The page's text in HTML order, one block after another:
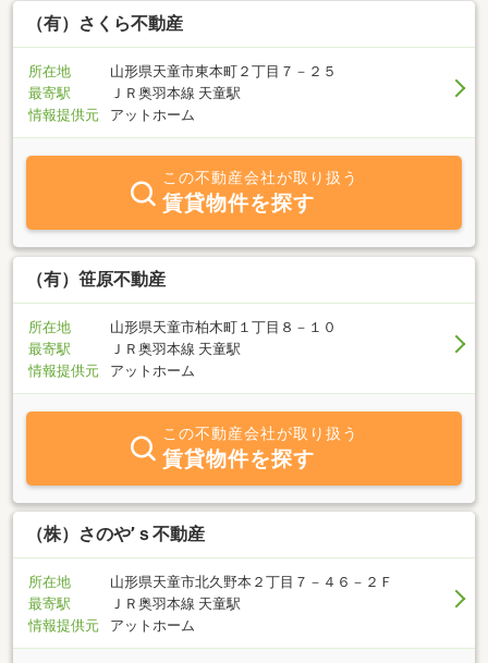
（有）さくら不動産
所在地
山形県天童市東本町２丁目７－２５
最寄駅
ＪＲ奥羽本線 天童駅
情報提供元
アットホーム
この不動産会社が取り扱う
賃貸物件を探す
（有）笹原不動産
所在地
山形県天童市柏木町１丁目８－１０
最寄駅
ＪＲ奥羽本線 天童駅
情報提供元
アットホーム
この不動産会社が取り扱う
賃貸物件を探す
（株）さのや’ｓ不動産
所在地
山形県天童市北久野本２丁目７－４６－２Ｆ
最寄駅
ＪＲ奥羽本線 天童駅
情報提供元
アットホーム